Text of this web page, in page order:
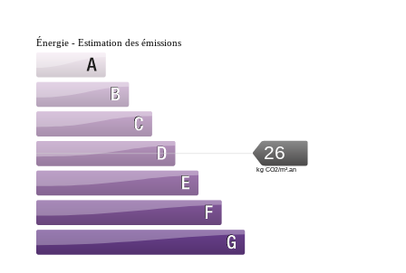
Énergie - Estimation des émissions
26
kg CO2/m².an